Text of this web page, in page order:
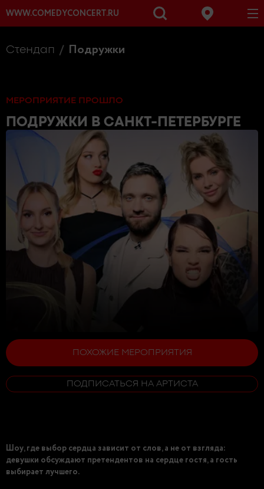
WWW.COMEDYCONCERT.RU
Стендап Подружки
МЕРОПРИЯТИЕ ПРОШЛО
ПОДРУЖКИ В САНКТ-ПЕТЕРБУРГЕ
ПОХОЖИЕ МЕРОПРИЯТИЯ
ПОДПИСАТЬСЯ НА АРТИСТА
Шоу, где выбор сердца зависит от слов, а не от взгляда:
девушки обсуждают претендентов на сердце гостя, а гость
выбирает лучшего.